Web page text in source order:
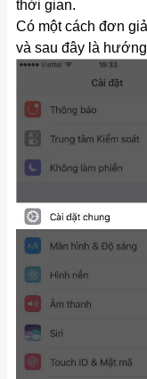
thời gian.
Có một cách đơn
và sau đây là